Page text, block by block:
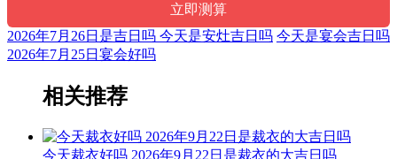
宜：祈福 求嗣 订婚 嫁娶 求财 开业 交易 安床
忌：赴任 出行
5时-7时 己卯时： 沖鸡 煞西 时沖己酉 勾陈 六合 太阳 天官
忌：赴任 出行 修造
2026年7月26日是吉日吗 今天是安灶吉日吗 今天是宴会吉日吗
2026年7月25日宴会好吗
相关推荐
今天裁衣好吗 2026年9月22日是裁衣的大吉日吗